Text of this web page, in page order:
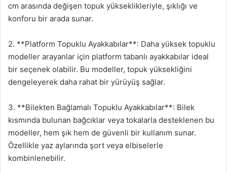
cm arasında değişen topuk yükseklikleriyle, şıklığı ve
konforu bir arada sunar.
2. **Platform Topuklu Ayakkabılar**: Daha yüksek topuklu
modeller arayanlar için platform tabanlı ayakkabılar ideal
bir seçenek olabilir. Bu modeller, topuk yüksekliğini
dengeleyerek daha rahat bir yürüyüş sağlar.
3. **Bilekten Bağlamalı Topuklu Ayakkabılar**: Bilek
kısmında bulunan bağcıklar veya tokalarla desteklenen bu
modeller, hem şık hem de güvenli bir kullanım sunar.
Özellikle yaz aylarında şort veya elbiselerle
kombinlenebilir.